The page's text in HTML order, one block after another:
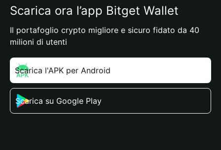
Scarica ora l’app Bitget Wallet
Il portafoglio crypto migliore e sicuro fidato da 40
milioni di utenti
Scarica l'APK per Android
Scarica su Google Play